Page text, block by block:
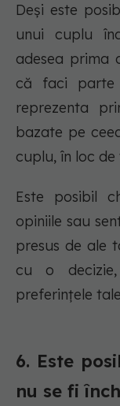
Deși este
unui cuplu
adesea prima
că faci parte
reprezenta
bazate pe
cuplu, în loc
Este posibil
opiniile sau
presus de ale
cu o
preferințele
6. Este
nu se fi